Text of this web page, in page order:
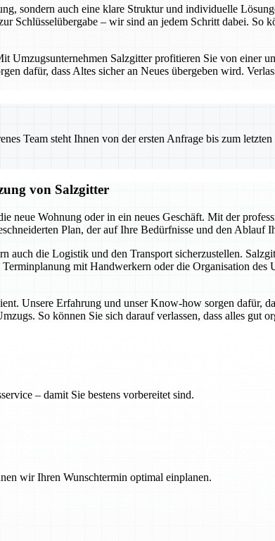
sondern auch eine klare Struktur und individuelle
Schlüsselübergabe – wir sind an jedem Schritt dabei. So
Salzgitter profitieren Sie von einer
dafür, dass Altes sicher an Neues übergeben wird.
Team steht Ihnen von der ersten Anfrage bis zum
von Salzgitter
neue Wohnung oder in ein neues Geschäft. Mit der
Plan, der auf Ihre Bedürfnisse und den Ablauf
die Logistik und den Transport sicherzustellen.
mit Handwerkern oder die Organisation des
Unsere Erfahrung und unser Know-how sorgen dafür,
So können Sie sich darauf verlassen, dass alles gut
– damit Sie bestens vorbereitet sind.
wir Ihren Wunschtermin optimal einplanen.